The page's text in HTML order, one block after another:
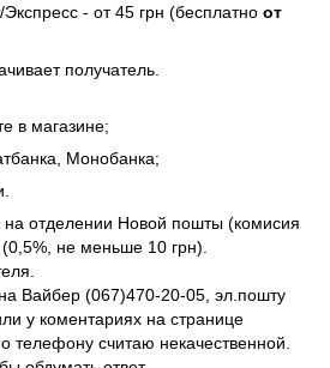
- от 45 грн (бесплатно от
получатель.
в магазине;
Монобанка;
на отделении Новой пошты (комисия
не меньше 10 грн).
Вайбер (067)470-20-05, эл.пошту
у коментариях на странице
телефону считаю некачественной.